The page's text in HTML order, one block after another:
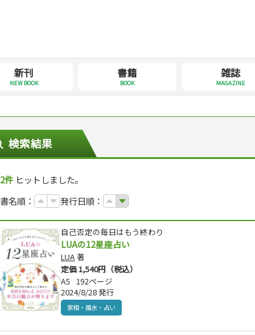
新刊
NEW BOOK
書籍
BOOK
雑誌
MAGAZINE
検索結果
2件 ヒットしました。
書名順：
発行日順：
自己否定の毎日はもう終わり
LUAの12星座占い
LUA 著
定価 1,540円（税込）
A5 192ページ
2024/8/28 発行
家相・風水・占い